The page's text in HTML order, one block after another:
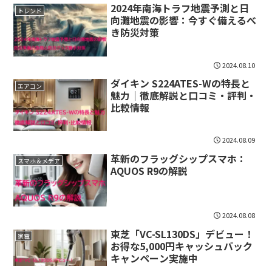
トレンド
2024年南海トラフ地震予測と日
向灘地震の影響：今すぐ備えるべ
き防災対策
2024.08.10
エアコン
ダイキン S224ATES-Wの特長と
魅力｜徹底解説と口コミ・評判・
比較情報
2024.08.09
スマホ＆メデア
革新のフラッグシップスマホ：
AQUOS R9の解説
2024.08.08
家電
東芝「VC-SL130DS」デビュー！
お得な5,000円キャッシュバック
キャンペーン実施中